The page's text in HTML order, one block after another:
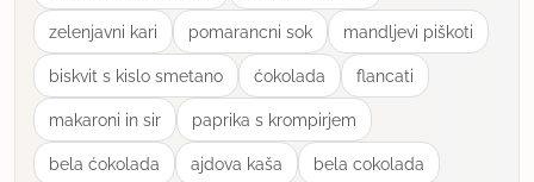
zelenjavni kari pomarancni sok mandljevi piškoti
biskvit s kislo smetano ćokolada flancati
makaroni in sir paprika s krompirjem
bela ćokolada ajdova kaša bela cokolada